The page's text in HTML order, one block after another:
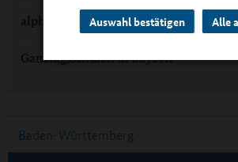
Auswahl bestätigen Alle
alpha Lernen
Ganztagsschulen in Bayern
Baden-Württemberg